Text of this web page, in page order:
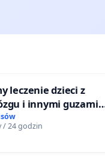
leczenie dzieci z
i innymi guzami
Dziecka w
/ 24 godzin